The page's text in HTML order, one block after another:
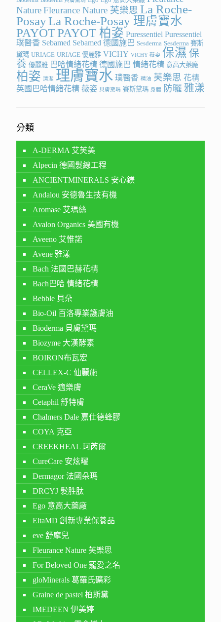
NatureFleurance Nature 芙樂思 La Roche-
PosayLa Roche-Posay 理膚寶水
PAYOTPAYOT 柏姿 Puressentiel Puressentiel
璞醫香 Sebamed Sebamed 德國施巴 Sesderma Sesderma 賽斯
黛瑪 URIAGE URIAGE 優麗雅 VICHY VICHY 薇姿 保濕 保
養 優麗雅 巴哈情緒花精 德國施巴 情緒花精 意高大藥廠
柏姿 清潔 理膚寶水 璞醫香 精油 芙樂思 花精
英國巴哈情緒花精 薇姿 貝膚黛瑪 賽斯黛瑪 身體 防曬 雅漾
分類
A-DERMA 艾芙美
Alpecin 德國髮線工程
ANCIENTMINERALS 安心鎂
Andalou 安德魯生技有機
Aromase 艾瑪絲
Avalon Organics 美國有機
Aveeno 艾惟諾
Avene 雅漾
Bach 法國巴赫花精
Bach巴哈 情緒花精
Bebble 貝朵
Bio-Oil 百洛專業護膚油
Bioderma 貝膚黛瑪
Biozyme 大漢酵素
BOIRON布瓦宏
CELLEX-C 仙麗施
CeraVe 適樂膚
Cetaphil 舒特膚
Chalmers Dale 嘉仕德蜂膠
COYA 克亞
CREEKHEAL 珂芮爾
CureCare 安炫曜
Dermagor 法國朵瑪
DRCYJ 髮胜肽
Ego 意高大藥廠
EltaMD 創新專業保養品
eve 舒摩兒
Fleurance Nature 芙樂思
For Beloved One 寵愛之名
gloMinerals 葛羅氏礦彩
Graine de pastel 柏斯黛
IMEDEEN 伊美婷